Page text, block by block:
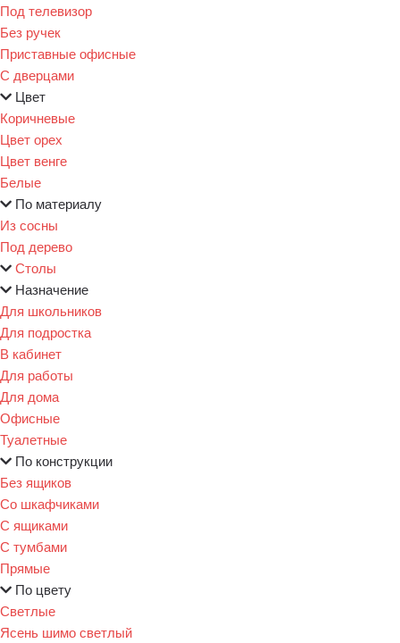
Под телевизор
Без ручек
Приставные офисные
С дверцами
Цвет
Коричневые
Цвет орех
Цвет венге
Белые
По материалу
Из сосны
Под дерево
Столы
Назначение
Для школьников
Для подростка
В кабинет
Для работы
Для дома
Офисные
Туалетные
По конструкции
Без ящиков
Со шкафчиками
С ящиками
С тумбами
Прямые
По цвету
Светлые
Ясень шимо светлый